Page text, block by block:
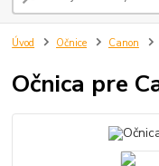
Úvod Očnice Canon
Očnica pre